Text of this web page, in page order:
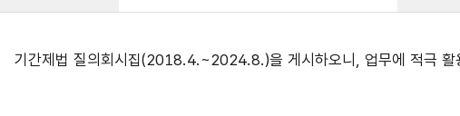
기간제법 질의회시집(2018.4.~2024.8.)을 게시하오니, 업무에 적극 활